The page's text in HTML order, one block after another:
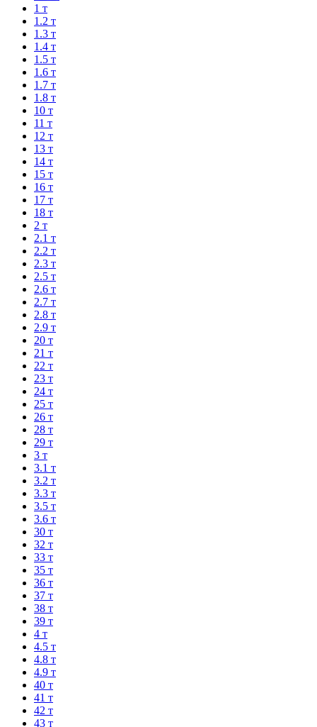
1 т
1.2 т
1.3 т
1.4 т
1.5 т
1.6 т
1.7 т
1.8 т
10 т
11 т
12 т
13 т
14 т
15 т
16 т
17 т
18 т
2 т
2.1 т
2.2 т
2.3 т
2.5 т
2.6 т
2.7 т
2.8 т
2.9 т
20 т
21 т
22 т
23 т
24 т
25 т
26 т
28 т
29 т
3 т
3.1 т
3.2 т
3.3 т
3.5 т
3.6 т
30 т
32 т
33 т
35 т
36 т
37 т
38 т
39 т
4 т
4.5 т
4.8 т
4.9 т
40 т
41 т
42 т
43 т